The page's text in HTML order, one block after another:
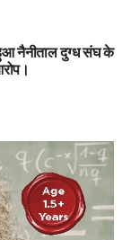
नैनीताल दुग्ध संघ के